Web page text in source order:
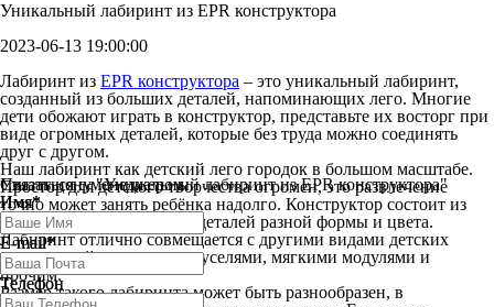
Уникальный лабиринт из EPR конструктора
2023-06-13 19:00:00
Лабиринт из EPR конструктора – это уникальный лабиринт,
созданный из больших деталей, напоминающих лего. Многие
дети обожают играть в конструктор, представьте их восторг при
виде огромных деталей, которые без труда можно соединять
друг с другом.
Наш лабиринт как детский лего городок в большом масштабе.
Простор для детского творчества огромен, это развлечение
точно может занять ребёнка надолго. Конструктор состоит из
множества разноцветных деталей разной формы и цвета.
Лабиринт отлично совмещается с другими видами детских
развлечений: горками, каруселями, мягкими модулями и
прочим.
Размер такого лабиринта может быть разнообразен, в
Связаться с менеджером
Имя*
E-mail*
Телефон
Узнать цену "Уникальный лабиринт из EPR конструктора"
Имя*
E-mail*
Телефон